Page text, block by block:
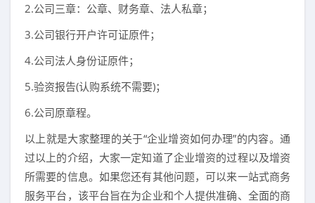
2.公司三章：公章、财务章、法人私章；
3.公司银行开户许可证原件；
4.公司法人身份证原件；
5.验资报告(认购系统不需要)；
6.公司原章程。
以上就是大家整理的关于“企业增资如何办理”的内容。通
过以上的介绍，大家一定知道了企业增资的过程以及增资
所需要的信息。如果您还有其他问题，可以来一站式商务
服务平台，该平台旨在为企业和个人提供准确、全面的商